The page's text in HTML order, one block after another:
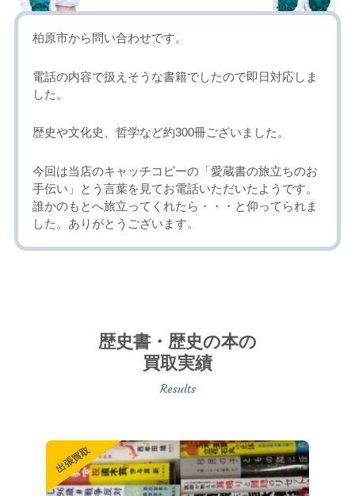
柏原市から問い合わせです。
電話の内容で扱えそうな書籍でしたので即日対応しま
した。
歴史や文化史、哲学など約300冊ございました。
今回は当店のキャッチコピーの「愛蔵書の旅立ちのお
手伝い」とう言葉を見てお電話いただいたようです。
誰かのもとへ旅立ってくれたら・・・と仰ってられま
した。ありがとうございます。
歴史書・歴史の本の
買取実績
出張買取